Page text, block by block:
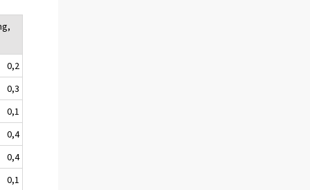
0,2
0,3
0,1
0,4
0,4
0,1